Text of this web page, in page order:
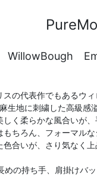
WillowBough
スの代表作でもあるウィ
麻生地に刺繍した高級感
しく柔らかな風合いが
もちろん、フォーマル
色合いが、さり気なく上
めの持ち手、肩掛けバ